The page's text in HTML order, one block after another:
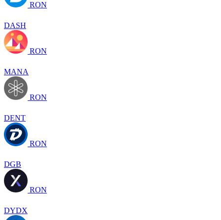
RON
DASH
RON
MANA
RON
DENT
RON
DGB
RON
DYDX